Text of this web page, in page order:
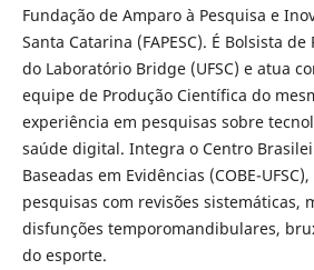
Fundação de Amparo à Pesquisa e
Santa Catarina (FAPESC). É Bolsista
do Laboratório Bridge (UFSC) e atua
equipe de Produção Científica do
experiência em pesquisas sobre
saúde digital. Integra o Centro
Baseadas em Evidências (COBE-
pesquisas com revisões sistemáticas,
disfunções temporomandibulares,
do esporte.